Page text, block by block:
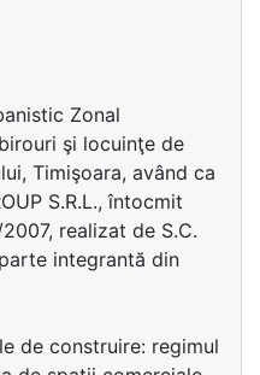
Zonal
şi locuinţe de
Timişoara, având ca
S.R.L., întocmit
realizat de S.C.
integrantă din
de construire: regimul